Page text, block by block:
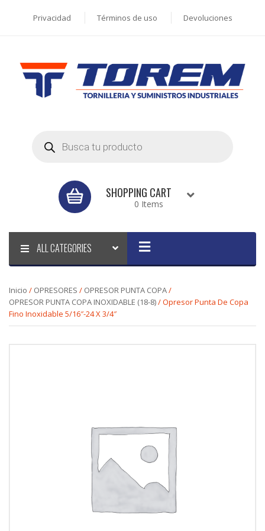
Privacidad Términos de uso Devoluciones
search
SHOPPING CART
0 Items
ALL CATEGORIES
Inicio / OPRESORES / OPRESOR PUNTA COPA/
OPRESOR PUNTA COPA INOXIDABLE (18-8)/ Opresor Punta De Copa
Fino Inoxidable 5/16″-24 X 3/4″